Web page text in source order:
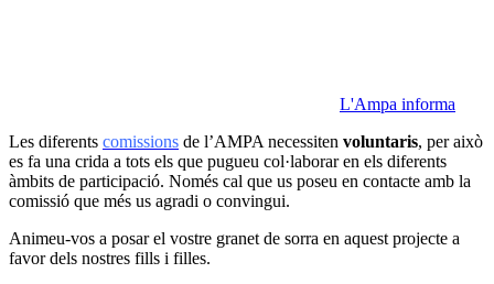
L'Ampa informa
Les diferents comissions de l’AMPA necessiten voluntaris, per això
es fa una crida a tots els que pugueu col·laborar en els diferents
àmbits de participació. Només cal que us poseu en contacte amb la
comissió que més us agradi o convingui.
Animeu-vos a posar el vostre granet de sorra en aquest projecte a
favor dels nostres fills i filles.